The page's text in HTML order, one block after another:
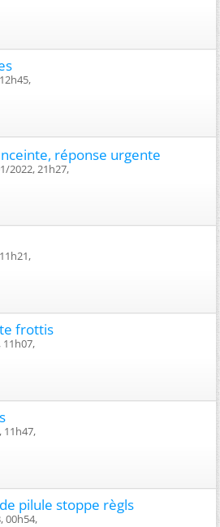
réponse urgente
2022, 21h27,
frottis
pilule stoppe règls
00h54,